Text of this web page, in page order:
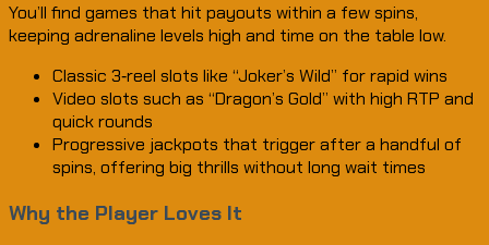
You’ll find games that hit payouts within a few spins,
keeping adrenaline levels high and time on the table low.
Classic 3‑reel slots like “Joker’s Wild” for rapid wins
Video slots such as “Dragon’s Gold” with high RTP and
quick rounds
Progressive jackpots that trigger after a handful of
spins, offering big thrills without long wait times
Why the Player Loves It